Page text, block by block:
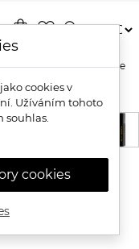
shopping_bagfavorite_bordersearch
Alchemy Petit Sauvage
cookies v
Užíváním tohoto
cookies